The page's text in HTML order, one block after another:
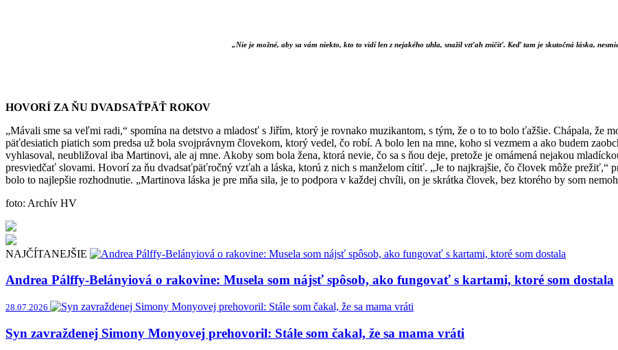
„Nie je možné, aby sa vám niekto, kto to vidí len z nejakého uhla, snažil vzťah zničiť. Keď tam je skutočná láska,
HOVORÍ ZA ŇU DVADSAŤPÄŤ ROKOV
„Mávali sme sa veľmi radi,“ spomína na detstvo a mladosť s Jiřím, ktorý je rovnako muzikantom, s tým, že o to to bolo ťažšie. Chápala, že
päťdesiatich piatich som predsa už bola svojpráv­nym človekom, ktorý vedel, čo robí. A bolo len na mne, koho si vezmem a ako budem
vyhlasoval, neubližoval iba Martinovi, ale aj mne. Akoby som bola žena, ktorá nevie, čo sa s ňou deje, pretože je omámená nejakou
presviedčať slovami. Hovorí za ňu dvadsaťpäťročný vzťah a láska, ktorú z nich s manželom cítiť. „Je to najkrajšie, čo človek môže prežiť,“
bolo to najlepšie rozhodnutie. „Martinova láska je pre mňa sila, je to podpora v každej chvíli, on je skrátka človek, bez ktorého by som
foto: Archív HV
NAJČÍTANEJŠIE
Andrea Pálffy-Belányiová o rakovine: Musela som nájsť spôsob, ako fungovať s kartami, ktoré som dostala
28.07.2026
Syn zavraždenej Simony Monyovej prehovoril: Stále som čakal, že sa mama vráti